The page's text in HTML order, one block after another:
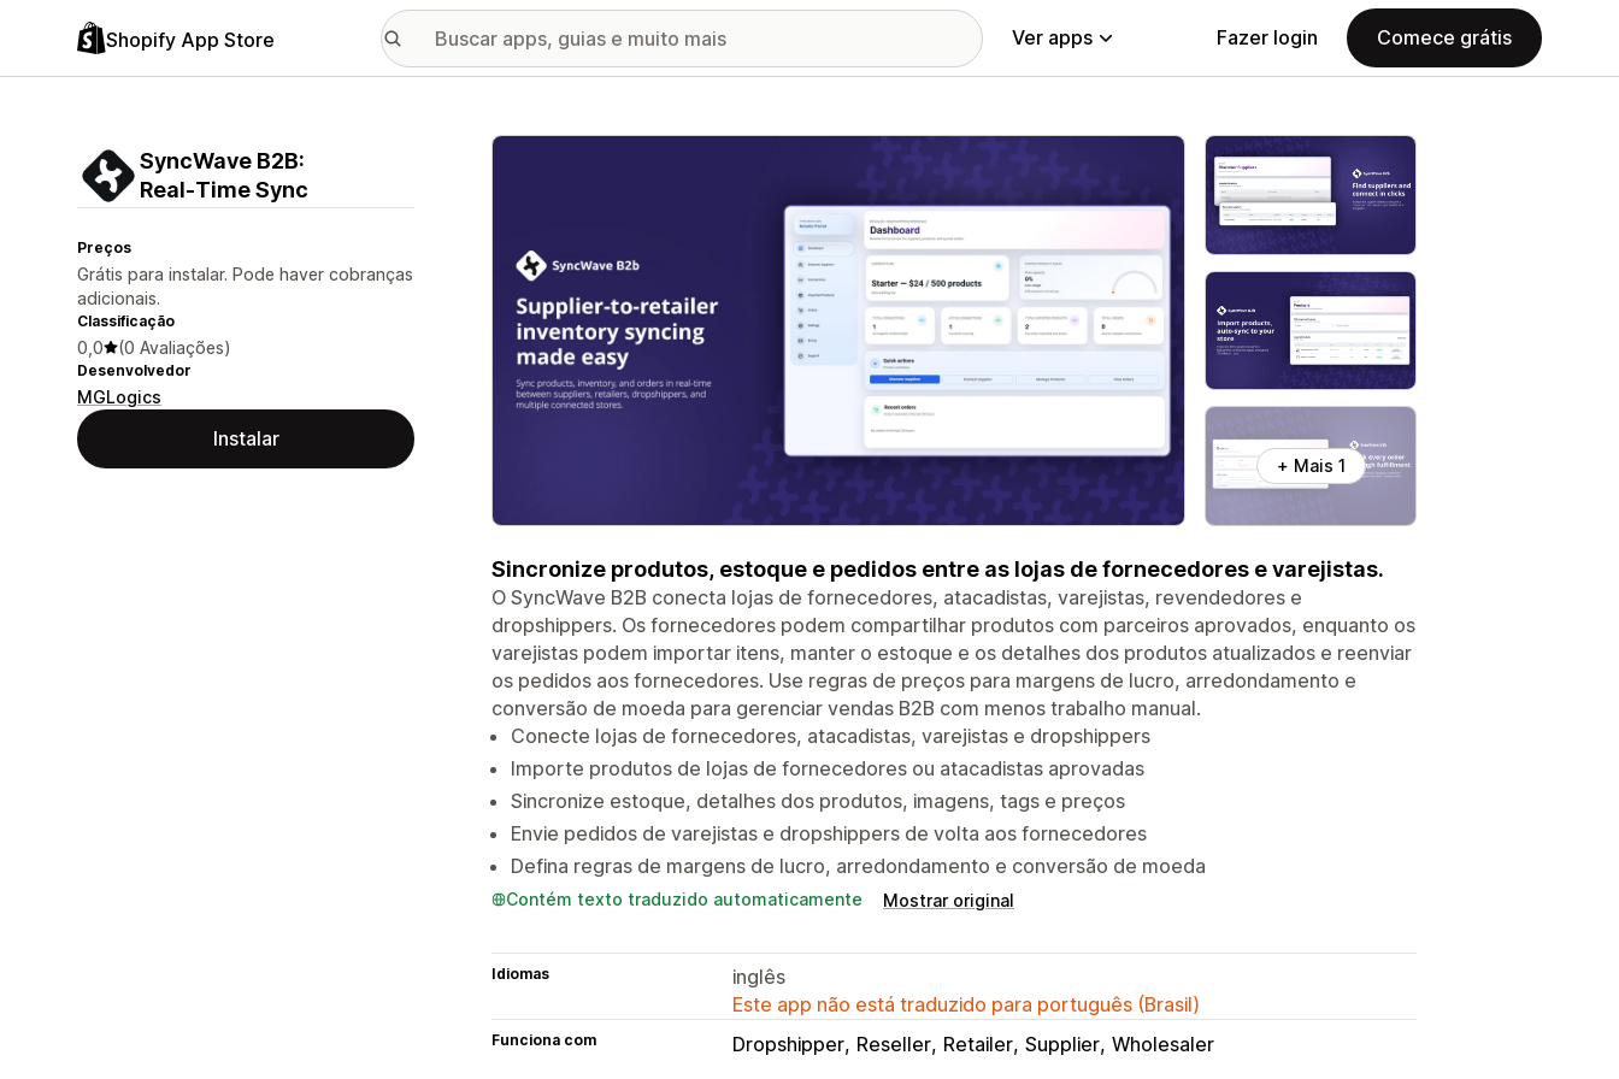
Shopify App Store Ver apps Fazer login Comece grátis
SyncWave B2B:
Real‑Time Sync
Preços
Grátis para instalar. Pode haver cobranças
adicionais.
Classificação
0,0 (0 Avaliações)
Desenvolvedor
MGLogics
Instalar
Galeria de imagens em destaque
+ Mais 1
Sincronize produtos, estoque e pedidos entre as lojas de fornecedores e varejistas.
O SyncWave B2B conecta lojas de fornecedores, atacadistas, varejistas, revendedores e
dropshippers. Os fornecedores podem compartilhar produtos com parceiros aprovados, enquanto os
varejistas podem importar itens, manter o estoque e os detalhes dos produtos atualizados e reenviar
os pedidos aos fornecedores. Use regras de preços para margens de lucro, arredondamento e
conversão de moeda para gerenciar vendas B2B com menos trabalho manual.
Conecte lojas de fornecedores, atacadistas, varejistas e dropshippers
Importe produtos de lojas de fornecedores ou atacadistas aprovadas
Sincronize estoque, detalhes dos produtos, imagens, tags e preços
Envie pedidos de varejistas e dropshippers de volta aos fornecedores
Defina regras de margens de lucro, arredondamento e conversão de moeda
Contém texto traduzido automaticamente Mostrar original
Idiomas
inglês
Este app não está traduzido para português (Brasil)
Funciona com Dropshipper Reseller Retailer Supplier Wholesaler